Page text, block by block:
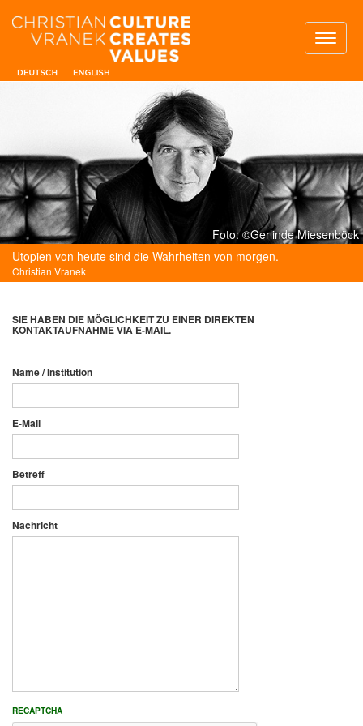
Foto: ©Gerlinde Miesenböck
Utopien von heute sind die Wahrheiten von morgen.
Christian Vranek
SIE HABEN DIE MÖGLICHKEIT ZU EINER DIREKTEN
KONTAKTAUFNAHME VIA E-MAIL.
Name / Institution
E-Mail
Betreff
Nachricht
RECAPTCHA